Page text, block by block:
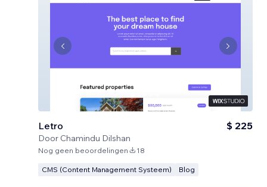
Letro
Door Chamindu Dilshan
$ 225
Nog geen beoordelingen 18
CMS (Content Management Systeem) Blog